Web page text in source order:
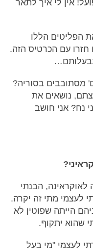
אין לי איך לתאר
הפליטים הללו
חזרו עם הכרטיס הזה.
מסתובבים בסוריה?
נושאים את
נח? אני חושב
לאוקראינה, הבנתי
לעצמי מתי זה יקרה.
הייתה שפוטין לא
שהוא יתקוף.
לעצמי "מי בעל